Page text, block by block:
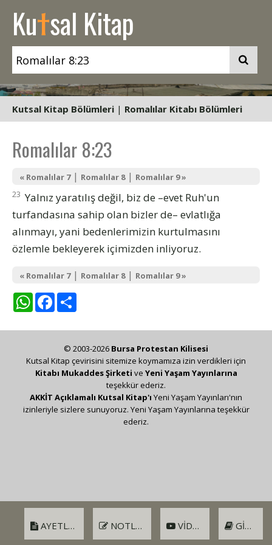
Kutsal Kitap
Kutsal Kitap Bölümleri | Romalılar Kitabı Bölümleri
Romalılar 8:23
« Romalılar 7| Romalılar 8| Romalılar 9 »
23 Yalnız yaratılış değil, biz de –evet Ruh'un
turfandasına sahip olan bizler de– evlatlığa
alınmayı, yani bedenlerimizin kurtulmasını
özlemle bekleyerek içimizden inliyoruz.
« Romalılar 7| Romalılar 8| Romalılar 9 »
WhatsAppFacebook
AYETLER NOTLAR VIDEO GIRIŞ
© 2003-2026 Bursa Protestan Kilisesi
Kutsal Kitap çevirisini sitemize koymamıza izin verdikleri için
Kitabı Mukaddes Şirketi ve Yeni Yaşam Yayınlarına
teşekkür ederiz.
AKKİT Açıklamalı Kutsal Kitap'ı Yeni Yaşam Yayınları'nın
izinleriyle sizlere sunuyoruz. Yeni Yaşam Yayınlarına teşekkür
ederiz.